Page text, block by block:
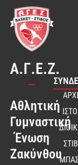
Α.Γ.Ε.Ζ.
Αθλητική
Γυμναστική
Ένωση
Ζακύνθου